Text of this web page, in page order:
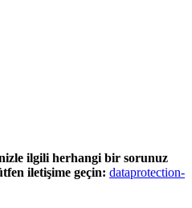
ilgili herhangi bir sorunuz
iletişime geçin: dataprotection-